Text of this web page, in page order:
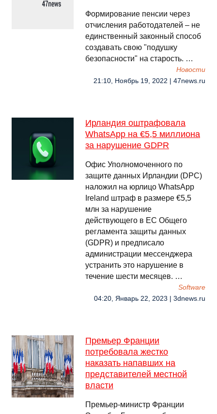
Формирование пенсии через
отчисления работодателей – не
единственный законный способ
создавать свою "подушку
безопасности" на старость. …
Новости
21:10, Ноябрь 19, 2022 | 47news.ru
Ирландия оштрафовала
WhatsApp на €5,5 миллиона
за нарушение GDPR
Офис Уполномоченного по
защите данных Ирландии (DPC)
наложил на юрлицо WhatsApp
Ireland штраф в размере €5,5
млн за нарушение
действующего в ЕС Общего
регламента защиты данных
(GDPR) и предписало
администрации мессенджера
устранить это нарушение в
течение шести месяцев. …
Software
04:20, Январь 22, 2023 | 3dnews.ru
Премьер Франции
потребовала жестко
наказать напавших на
представителей местной
власти
Премьер-министр Франции